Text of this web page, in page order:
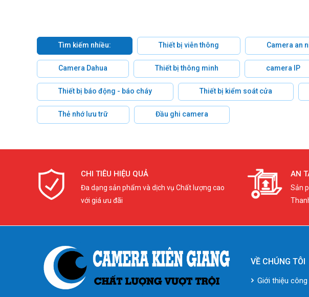
Tìm kiếm nhiều: Thiết bị viễn thông Camera an
Camera Dahua Thiết bị thông minh camera IP
Thiết bị báo động - báo cháy Thiết bị kiểm soát cửa
Thẻ nhớ lưu trữ Đầu ghi camera
CHI TIÊU HIỆU QUẢ
Đa dạng sản phẩm và dịch vụ Chất lượng cao
với giá ưu đãi
AN
Sản
VỀ CHÚNG TÔI
Giới thiệu